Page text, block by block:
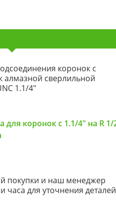
коронок с
алмазной сверлильной
1.1/4"
для коронок с 1.1/4" на R 1/
покупки и наш менеджер
часа для уточнения деталей